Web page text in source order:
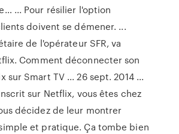
... Pour résilier l'option
doivent se démener. ...
de l'opérateur SFR, va
Comment déconnecter son
sur Smart TV ... 26 sept. 2014 ...
sur Netflix, vous êtes chez
décidez de leur montrer
et pratique. Ça tombe bien